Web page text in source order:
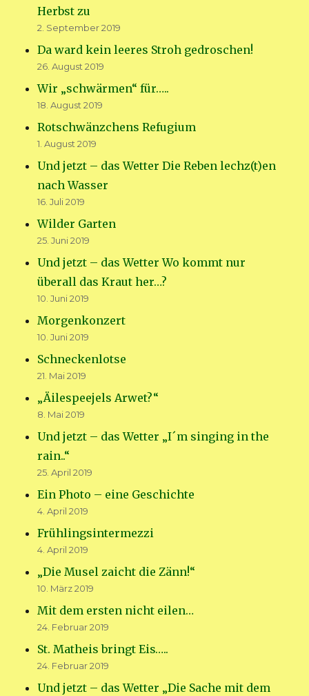
Herbst zu
2. September 2019
Da ward kein leeres Stroh gedroschen!
26. August 2019
Wir „schwärmen“ für…..
18. August 2019
Rotschwänzchens Refugium
1. August 2019
Und jetzt – das Wetter Die Reben lechz(t)en
nach Wasser
16. Juli 2019
Wilder Garten
25. Juni 2019
Und jetzt – das Wetter Wo kommt nur
überall das Kraut her…?
10. Juni 2019
Morgenkonzert
10. Juni 2019
Schneckenlotse
21. Mai 2019
„Äilespeejels Arwet?“
8. Mai 2019
Und jetzt – das Wetter „I´m singing in the
rain..“
25. April 2019
Ein Photo – eine Geschichte
4. April 2019
Frühlingsintermezzi
4. April 2019
„Die Musel zaicht die Zänn!“
10. März 2019
Mit dem ersten nicht eilen…
24. Februar 2019
St. Matheis bringt Eis…..
24. Februar 2019
Und jetzt – das Wetter „Die Sache mit dem